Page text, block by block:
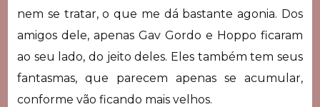
nem se tratar, o que me dá bastante agonia. Dos
amigos dele, apenas Gav Gordo e Hoppo ficaram
ao seu lado, do jeito deles. Eles também tem seus
fantasmas, que parecem apenas se acumular,
conforme vão ficando mais velhos.